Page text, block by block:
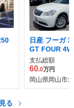
日産 フーガ
GT FOUR
支払総額
60.0万円
岡山県岡山市
る